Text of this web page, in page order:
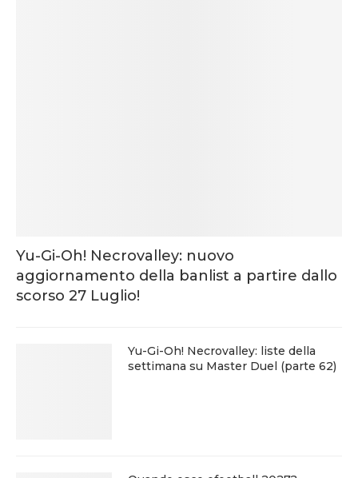
Yu-Gi-Oh! Necrovalley: nuovo
aggiornamento della banlist a partire dallo
scorso 27 Luglio!
Yu-Gi-Oh! Necrovalley: liste della
settimana su Master Duel (parte 62)